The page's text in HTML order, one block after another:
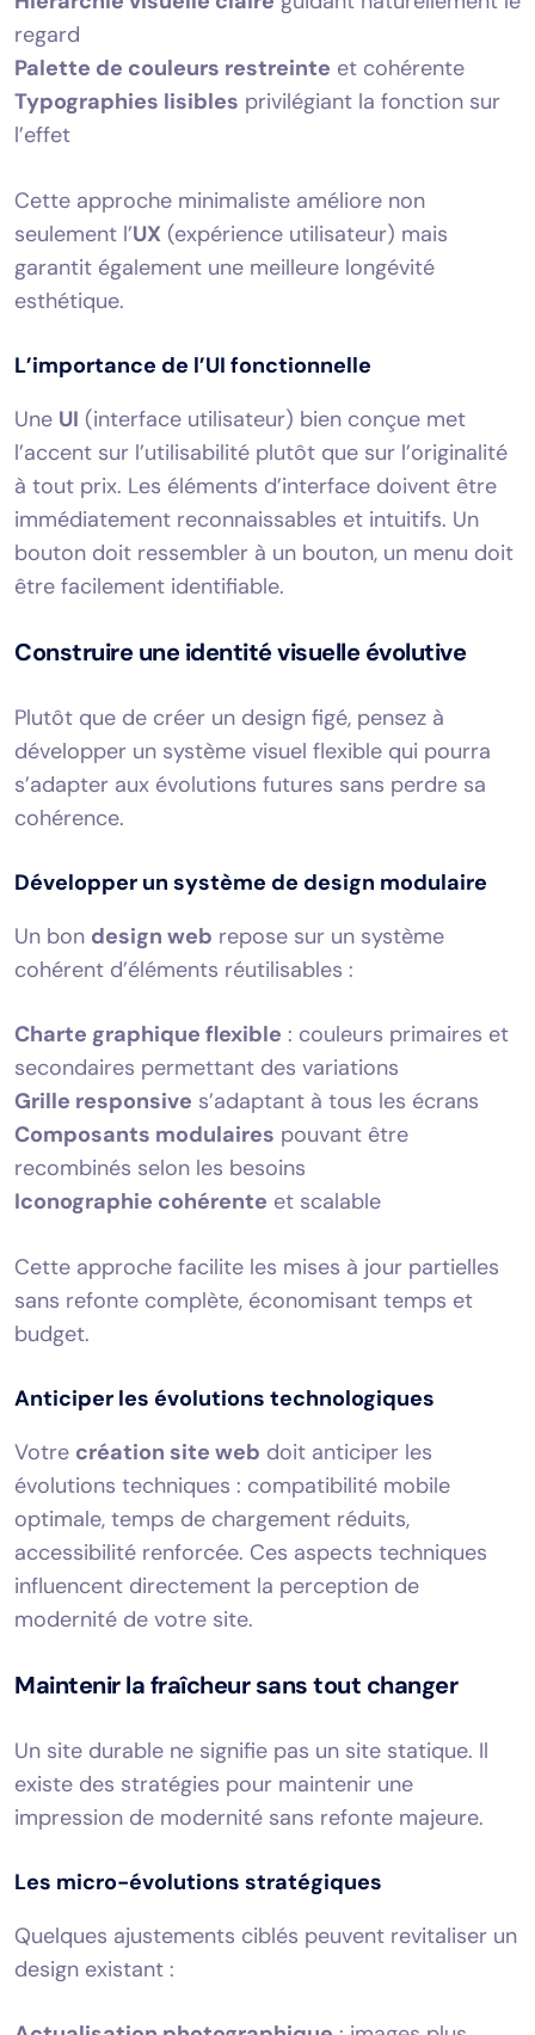
regard
Palette de couleurs restreinte et cohérente
Typographies lisibles privilégiant la fonction sur
l’effet
Cette approche minimaliste améliore non
seulement l’UX (expérience utilisateur) mais
garantit également une meilleure longévité
esthétique.
L’importance de l’UI fonctionnelle
Une UI (interface utilisateur) bien conçue met
l’accent sur l’utilisabilité plutôt que sur l’originalité
à tout prix. Les éléments d’interface doivent être
immédiatement reconnaissables et intuitifs. Un
bouton doit ressembler à un bouton, un menu doit
être facilement identifiable.
Construire une identité visuelle évolutive
Plutôt que de créer un design figé, pensez à
développer un système visuel flexible qui pourra
s’adapter aux évolutions futures sans perdre sa
cohérence.
Développer un système de design modulaire
Un bon design web repose sur un système
cohérent d’éléments réutilisables :
Charte graphique flexible : couleurs primaires et
secondaires permettant des variations
Grille responsive s’adaptant à tous les écrans
Composants modulaires pouvant être
recombinés selon les besoins
Iconographie cohérente et scalable
Cette approche facilite les mises à jour partielles
sans refonte complète, économisant temps et
budget.
Anticiper les évolutions technologiques
Votre création site web doit anticiper les
évolutions techniques : compatibilité mobile
optimale, temps de chargement réduits,
accessibilité renforcée. Ces aspects techniques
influencent directement la perception de
modernité de votre site.
Maintenir la fraîcheur sans tout changer
Un site durable ne signifie pas un site statique. Il
existe des stratégies pour maintenir une
impression de modernité sans refonte majeure.
Les micro-évolutions stratégiques
Quelques ajustements ciblés peuvent revitaliser un
design existant :